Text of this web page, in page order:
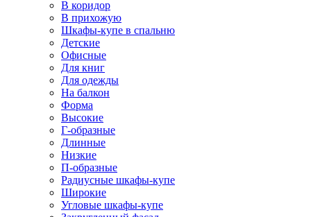
В коридор
В прихожую
Шкафы-купе в спальню
Детские
Офисные
Для книг
Для одежды
На балкон
Форма
Высокие
Г-образные
Длинные
Низкие
П-образные
Радиусные шкафы-купе
Широкие
Угловые шкафы-купе